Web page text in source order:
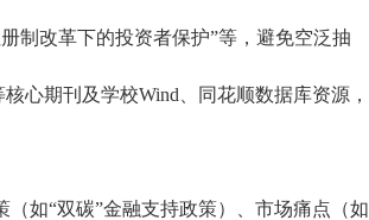
制改革下的投资者保护”等，避免空泛抽
心期刊及学校Wind、同花顺数据库资源，
（如“双碳”金融支持政策）、市场痛点（如